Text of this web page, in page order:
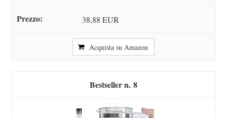
38,88 EUR
Acquista su Amazon
8